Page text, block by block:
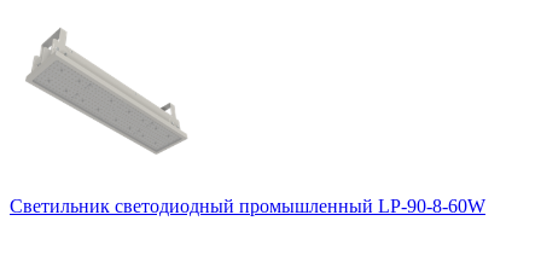
Светильник светодиодный промышленный LP-90-8-60W